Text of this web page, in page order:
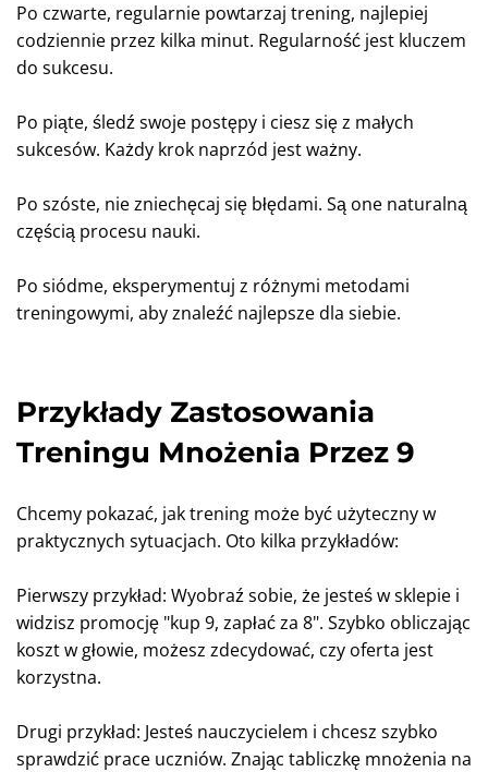
Po czwarte, regularnie powtarzaj trening, najlepiej
codziennie przez kilka minut. Regularność jest kluczem
do sukcesu.
Po piąte, śledź swoje postępy i ciesz się z małych
sukcesów. Każdy krok naprzód jest ważny.
Po szóste, nie zniechęcaj się błędami. Są one naturalną
częścią procesu nauki.
Po siódme, eksperymentuj z różnymi metodami
treningowymi, aby znaleźć najlepsze dla siebie.
Przykłady Zastosowania
Treningu Mnożenia Przez 9
Chcemy pokazać, jak trening może być użyteczny w
praktycznych sytuacjach. Oto kilka przykładów:
Pierwszy przykład: Wyobraź sobie, że jesteś w sklepie i
widzisz promocję "kup 9, zapłać za 8". Szybko obliczając
koszt w głowie, możesz zdecydować, czy oferta jest
korzystna.
Drugi przykład: Jesteś nauczycielem i chcesz szybko
sprawdzić prace uczniów. Znając tabliczkę mnożenia na